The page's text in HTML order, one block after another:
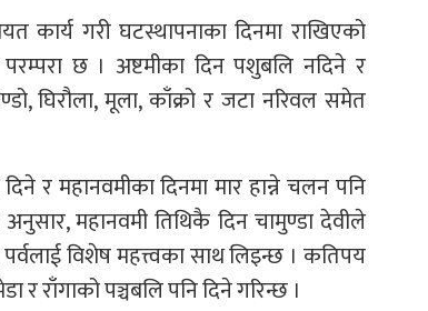
कार्य गरी घटस्थापनाका दिनमा राखिएको
छ । अष्टमीका दिन पशुबलि नदिने र
घिरौला, मूला, काँक्रो र जटा नरिवल समेत
र महानवमीका दिनमा मार हान्ने चलन पनि
महानवमी तिथिकै दिन चामुण्डा देवीले
विशेष महत्त्वका साथ लिइन्छ । कतिपय
राँगाको पञ्चबलि पनि दिने गरिन्छ ।